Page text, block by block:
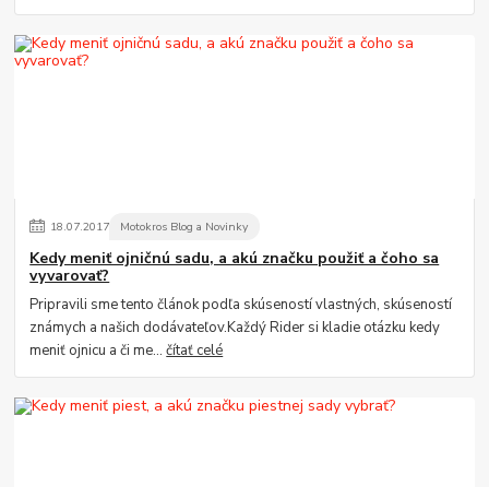
18.07.2017 Motokros Blog a Novinky
Kedy meniť ojničnú sadu, a akú značku použiť a čoho sa
vyvarovať?
Pripravili sme tento článok podľa skúseností vlastných, skúseností
známych a našich dodávateľov.Každý Rider si kladie otázku kedy
meniť ojnicu a či me...čítať celé